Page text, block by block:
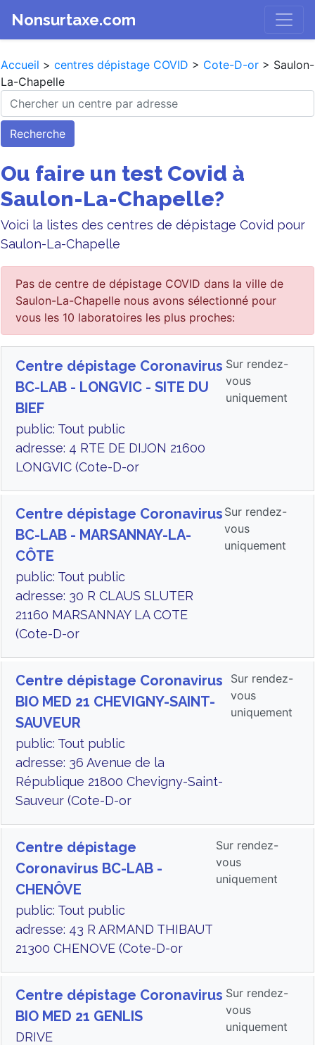
Nonsurtaxe.com
Accueil > centres dépistage COVID > Cote-D-or > Saulon-
La-Chapelle
Recherche
Ou faire un test Covid à
Saulon-La-Chapelle?
Voici la listes des centres de dépistage Covid pour
Saulon-La-Chapelle
Pas de centre de dépistage COVID dans la ville de
Saulon-La-Chapelle nous avons sélectionné pour
vous les 10 laboratoires les plus proches:
Centre dépistage Coronavirus
BC-LAB - LONGVIC - SITE DU
BIEF
public: Tout public
adresse: 4 RTE DE DIJON 21600
LONGVIC (Cote-D-or
Sur rendez-
vous
uniquement
Centre dépistage Coronavirus
BC-LAB - MARSANNAY-LA-
CÔTE
public: Tout public
adresse: 30 R CLAUS SLUTER
21160 MARSANNAY LA COTE
(Cote-D-or
Sur rendez-
vous
uniquement
Centre dépistage Coronavirus
BIO MED 21 CHEVIGNY-SAINT-
SAUVEUR
public: Tout public
adresse: 36 Avenue de la
République 21800 Chevigny-Saint-
Sauveur (Cote-D-or
Sur rendez-
vous
uniquement
Centre dépistage
Coronavirus BC-LAB -
CHENÔVE
public: Tout public
adresse: 43 R ARMAND THIBAUT
21300 CHENOVE (Cote-D-or
Sur rendez-
vous
uniquement
Centre dépistage Coronavirus
BIO MED 21 GENLIS
DRIVE
Sur rendez-
vous
uniquement